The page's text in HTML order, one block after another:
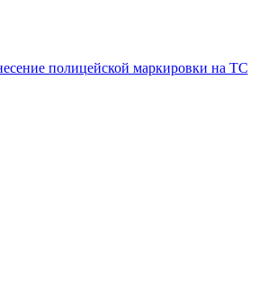
полицейской маркировки на ТС